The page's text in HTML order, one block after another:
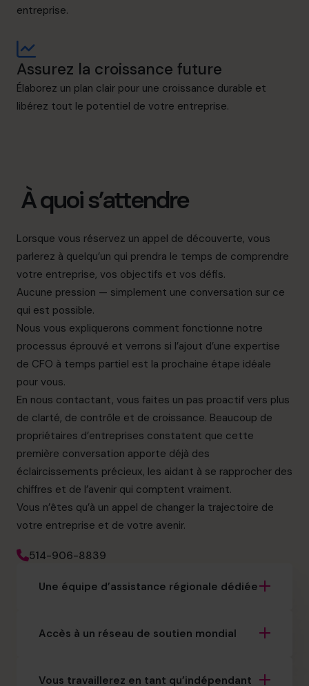
entreprise.
Assurez la croissance future
Élaborez un plan clair pour une croissance durable et
libérez tout le potentiel de votre entreprise.
À quoi s’attendre
Lorsque vous réservez un appel de découverte, vous
parlerez à quelqu’un qui prendra le temps de comprendre
votre entreprise, vos objectifs et vos défis.
Aucune pression — simplement une conversation sur ce
qui est possible.
Nous vous expliquerons comment fonctionne notre
processus éprouvé et verrons si l’ajout d’une expertise
de CFO à temps partiel est la prochaine étape idéale
pour vous.
En nous contactant, vous faites un pas proactif vers plus
de clarté, de contrôle et de croissance. Beaucoup de
propriétaires d’entreprises constatent que cette
première conversation apporte déjà des
éclaircissements précieux, les aidant à se rapprocher des
chiffres et de l’avenir qui comptent vraiment.
Vous n’êtes qu’à un appel de changer la trajectoire de
votre entreprise et de votre avenir.
514-906-8839
Une équipe d’assistance régionale dédiée
Accès à un réseau de soutien mondial
Vous travaillerez en tant qu’indépendant